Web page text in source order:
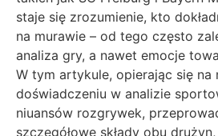
staje się zrozumienie, kto
na murawie – od tego często
analiza gry, a nawet emocje
W tym artykule, opierając się na
doświadczeniu w analizie
niuansów rozgrywek,
szczegółowe składy obu